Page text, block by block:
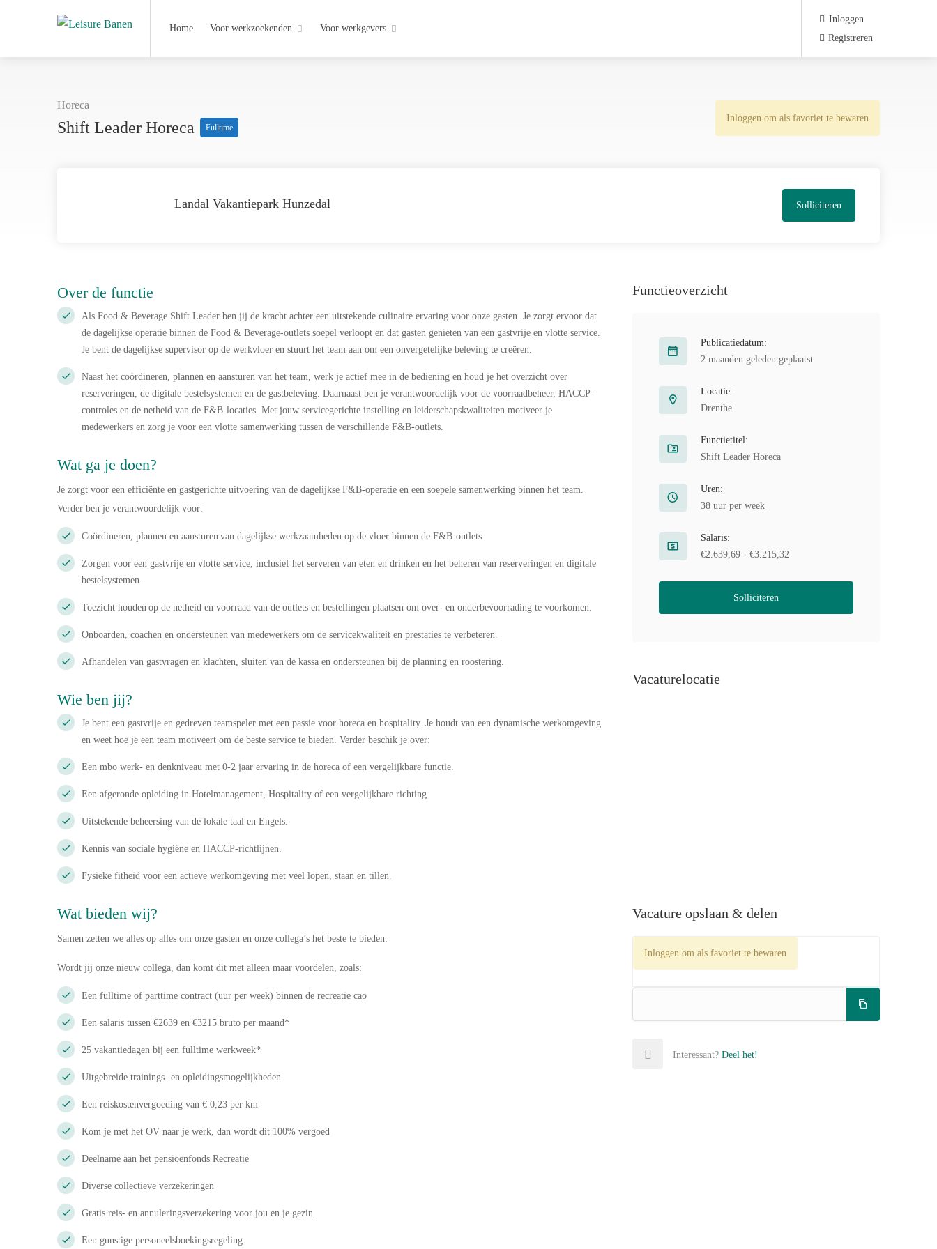
Home Voor werkzoekenden Voor werkgevers
Inloggen
Registreren
Horeca
Shift Leader Horeca Fulltime
Inloggen om als favoriet te bewaren
Landal Vakantiepark Hunzedal Solliciteren
Over de functie
Als Food & Beverage Shift Leader ben jij de kracht achter een uitstekende culinaire ervaring voor onze gasten. Je zorgt ervoor dat
de dagelijkse operatie binnen de Food & Beverage-outlets soepel verloopt en dat gasten genieten van een gastvrije en vlotte service.
Je bent de dagelijkse supervisor op de werkvloer en stuurt het team aan om een onvergetelijke beleving te creëren.
Naast het coördineren, plannen en aansturen van het team, werk je actief mee in de bediening en houd je het overzicht over
reserveringen, de digitale bestelsystemen en de gastbeleving. Daarnaast ben je verantwoordelijk voor de voorraadbeheer, HACCP-
controles en de netheid van de F&B-locaties. Met jouw servicegerichte instelling en leiderschapskwaliteiten motiveer je
medewerkers en zorg je voor een vlotte samenwerking tussen de verschillende F&B-outlets.
Wat ga je doen?
Je zorgt voor een efficiënte en gastgerichte uitvoering van de dagelijkse F&B-operatie en een soepele samenwerking binnen het team.
Verder ben je verantwoordelijk voor:
Coördineren, plannen en aansturen van dagelijkse werkzaamheden op de vloer binnen de F&B-outlets.
Zorgen voor een gastvrije en vlotte service, inclusief het serveren van eten en drinken en het beheren van reserveringen en digitale
bestelsystemen.
Toezicht houden op de netheid en voorraad van de outlets en bestellingen plaatsen om over- en onderbevoorrading te voorkomen.
Onboarden, coachen en ondersteunen van medewerkers om de servicekwaliteit en prestaties te verbeteren.
Afhandelen van gastvragen en klachten, sluiten van de kassa en ondersteunen bij de planning en roostering.
Wie ben jij?
Je bent een gastvrije en gedreven teamspeler met een passie voor horeca en hospitality. Je houdt van een dynamische werkomgeving
en weet hoe je een team motiveert om de beste service te bieden. Verder beschik je over:
Een mbo werk- en denkniveau met 0-2 jaar ervaring in de horeca of een vergelijkbare functie.
Een afgeronde opleiding in Hotelmanagement, Hospitality of een vergelijkbare richting.
Uitstekende beheersing van de lokale taal en Engels.
Kennis van sociale hygiëne en HACCP-richtlijnen.
Fysieke fitheid voor een actieve werkomgeving met veel lopen, staan en tillen.
Wat bieden wij?
Samen zetten we alles op alles om onze gasten en onze collega’s het beste te bieden.
Wordt jij onze nieuw collega, dan komt dit met alleen maar voordelen, zoals:
Een fulltime of parttime contract (uur per week) binnen de recreatie cao
Een salaris tussen €2639 en €3215 bruto per maand*
25 vakantiedagen bij een fulltime werkweek*
Uitgebreide trainings- en opleidingsmogelijkheden
Een reiskostenvergoeding van € 0,23 per km
Kom je met het OV naar je werk, dan wordt dit 100% vergoed
Deelname aan het pensioenfonds Recreatie
Diverse collectieve verzekeringen
Gratis reis- en annuleringsverzekering voor jou en je gezin.
Een gunstige personeelsboekingsregeling
Functieoverzicht
Publicatiedatum:
2 maanden geleden geplaatst
Locatie:
Drenthe
Functietitel:
Shift Leader Horeca
Uren:
38 uur per week
Salaris:
€2.639,69 - €3.215,32
Solliciteren
Vacaturelocatie
Vacature opslaan & delen
Inloggen om als favoriet te bewaren
Interessant? Deel het!